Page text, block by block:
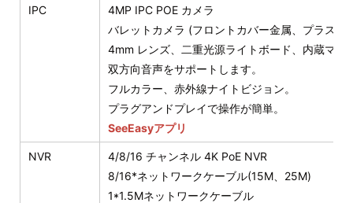
IPC
4MP IPC POE カメラ
バレットカメラ (フロントカバー金属、プラス
4mm レンズ、二重光源ライトボード、内蔵マー
双方向音声をサポートします。
フルカラー、赤外線ナイトビジョン。
プラグアンドプレイで操作が簡単。
SeeEasyアプリ
NVR
4/8/16 チャンネル 4K PoE NVR
8/16*ネットワークケーブル(15M、25M)
1*1.5Mネットワークケーブル